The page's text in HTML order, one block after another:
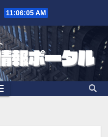
11:06:06 AM